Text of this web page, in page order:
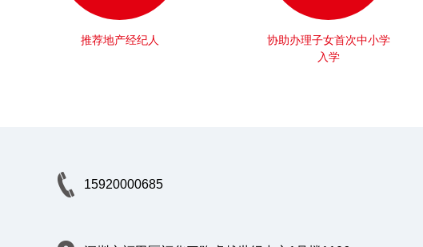
推荐地产经纪人
协助办理子女首次中小学
入学
15920000685